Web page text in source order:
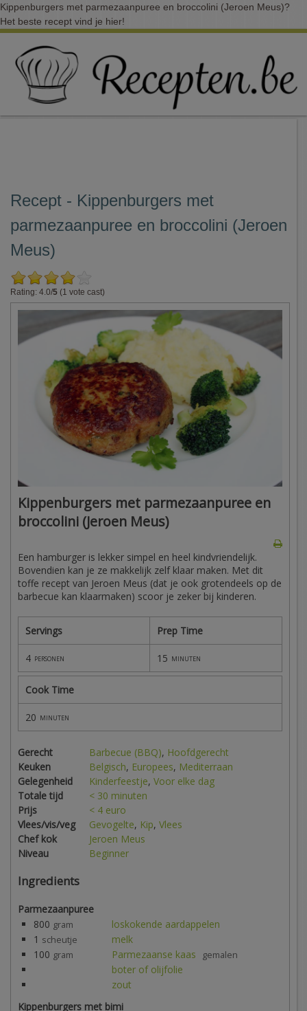
Kippenburgers met parmezaanpuree en broccolini (Jeroen Meus)?
Het beste recept vind je hier!
Recept - Kippenburgers met
parmezaanpuree en broccolini (Jeroen
Meus)
Rating: 4.0/5 (1 vote cast)
Kippenburgers met parmezaanpuree en
broccolini (Jeroen Meus)
Een hamburger is lekker simpel en heel kindvriendelijk.
Bovendien kan je ze makkelijk zelf klaar maken. Met dit
toffe recept van Jeroen Meus (dat je ook grotendeels op de
barbecue kan klaarmaken) scoor je zeker bij kinderen.
Servings Prep Time
4 personen 15 minuten
Cook Time
20 minuten
Gerecht Barbecue (BBQ), Hoofdgerecht
Keuken
Belgisch, Europees, Mediterraan
Gelegenheid
Kinderfeestje, Voor elke dag
Totale tijd
< 30 minuten
Prijs
< 4 euro
Vlees/vis/veg
Gevogelte, Kip, Vlees
Chef kok
Jeroen Meus
Niveau
Beginner
Ingredients
Parmezaanpuree
800 gram
loskokende aardappelen
1 scheutje
melk
100 gram Parmezaanse kaas gemalen
boter of olijfolie
zout
Kippenburgers met bimi